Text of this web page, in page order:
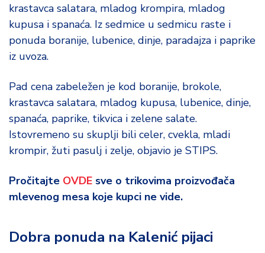
krastavca salatara, mladog krompira, mladog
kupusa i spanaća. Iz sedmice u sedmicu raste i
ponuda boranije, lubenice, dinje, paradajza i paprike
iz uvoza.
Pad cena zabeležen je kod boranije, brokole,
krastavca salatara, mladog kupusa, lubenice, dinje,
spanaća, paprike, tikvica i zelene salate.
Istovremeno su skuplji bili celer, cvekla, mladi
krompir, žuti pasulj i zelje, objavio je STIPS.
Pročitajte OVDE sve o trikovima proizvođača
mlevenog mesa koje kupci ne vide.
Dobra ponuda na Kalenić pijaci